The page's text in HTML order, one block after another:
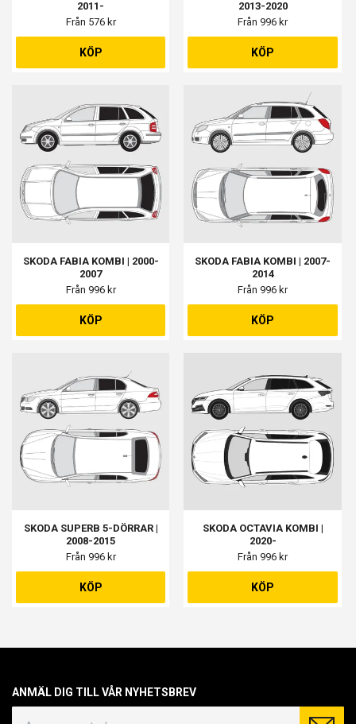
2011-
Från 576 kr
KÖP
2013-2020
Från 996 kr
KÖP
SKODA FABIA KOMBI | 2000-
2007
Från 996 kr
KÖP
SKODA FABIA KOMBI | 2007-
2014
Från 996 kr
KÖP
SKODA SUPERB 5-DÖRRAR |
2008-2015
Från 996 kr
KÖP
SKODA OCTAVIA KOMBI |
2020-
Från 996 kr
KÖP
ANMÄL DIG TILL VÅR NYHETSBREV